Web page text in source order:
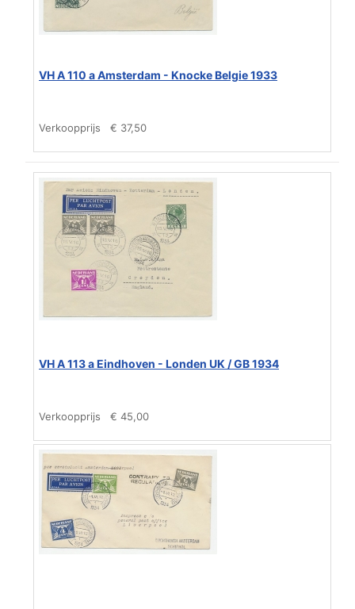
VH A 110 a Amsterdam - Knocke Belgie 1933
Verkoopprijs € 37,50
VH A 113 a Eindhoven - Londen UK / GB 1934
Verkoopprijs € 45,00